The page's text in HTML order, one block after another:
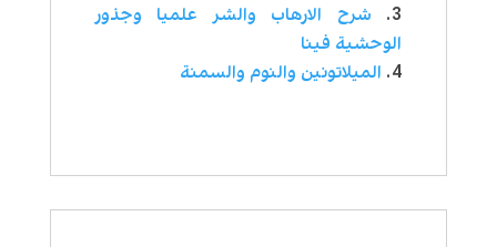
شرح الارهاب والشر علميا وجذور
الوحشية فينا
الميلاتونين والنوم والسمنة